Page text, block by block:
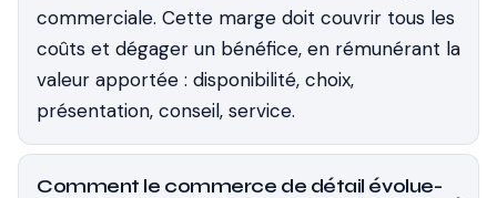
commerciale. Cette marge doit couvrir tous les
coûts et dégager un bénéfice, en rémunérant la
valeur apportée : disponibilité, choix,
présentation, conseil, service.
Comment le commerce de détail évolue-